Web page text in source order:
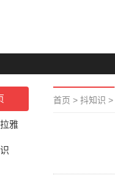
雅
首页 > 抖知识 >